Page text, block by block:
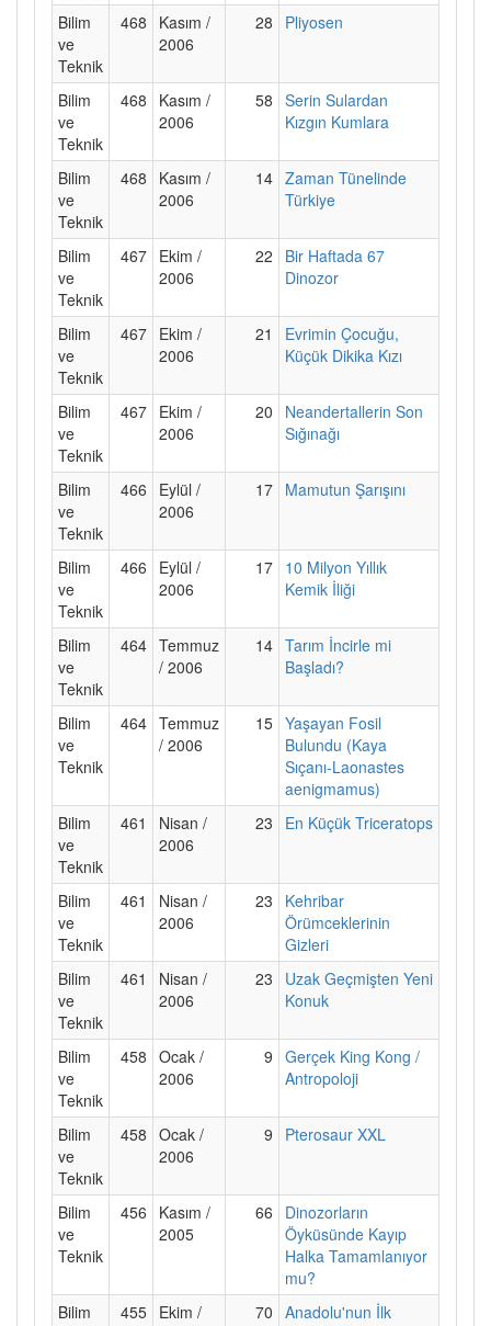
Bilim
ve
Teknik
468
Kasım /
2006
28 Pliyosen
Bilim
ve
Teknik
468
Kasım /
2006
58 Serin Sulardan
Kızgın Kumlara
Bilim
ve
Teknik
468
Kasım /
2006
14 Zaman Tünelinde
Türkiye
Bilim
ve
Teknik
467 Ekim /
2006
22
Bir Haftada 67
Dinozor
Bilim
ve
Teknik
467 Ekim /
2006
21
Evrimin Çocuğu,
Küçük Dikika Kızı
Bilim
ve
Teknik
467 Ekim /
2006
20
Neandertallerin Son
Sığınağı
Bilim
ve
Teknik
466
Eylül /
2006
17 Mamutun Şarışını
Bilim
ve
Teknik
466
Eylül /
2006
17 10 Milyon Yıllık
Kemik İliği
Bilim
ve
Teknik
464 Temmuz
/ 2006
14 Tarım İncirle mi
Başladı?
Bilim
ve
Teknik
464 Temmuz
/ 2006
15 Yaşayan Fosil
Bulundu (Kaya
Sıçanı-Laonastes
aenigmamus)
Bilim
ve
Teknik
461
Nisan /
2006
23 En Küçük Triceratops
Bilim
ve
Teknik
461
Nisan /
2006
23
Kehribar
Örümceklerinin
Gizleri
Bilim
ve
Teknik
461
Nisan /
2006
23
Uzak Geçmişten Yeni
Konuk
Bilim
ve
Teknik
458 Ocak /
2006
9 Gerçek King Kong /
Antropoloji
Bilim
ve
Teknik
458 Ocak /
2006
9 Pterosaur XXL
Bilim
ve
Teknik
456
Kasım /
2005
66
Dinozorların
Öyküsünde Kayıp
Halka Tamamlanıyor
mu?
Bilim
455 Ekim /
70 Anadolu'nun İlk